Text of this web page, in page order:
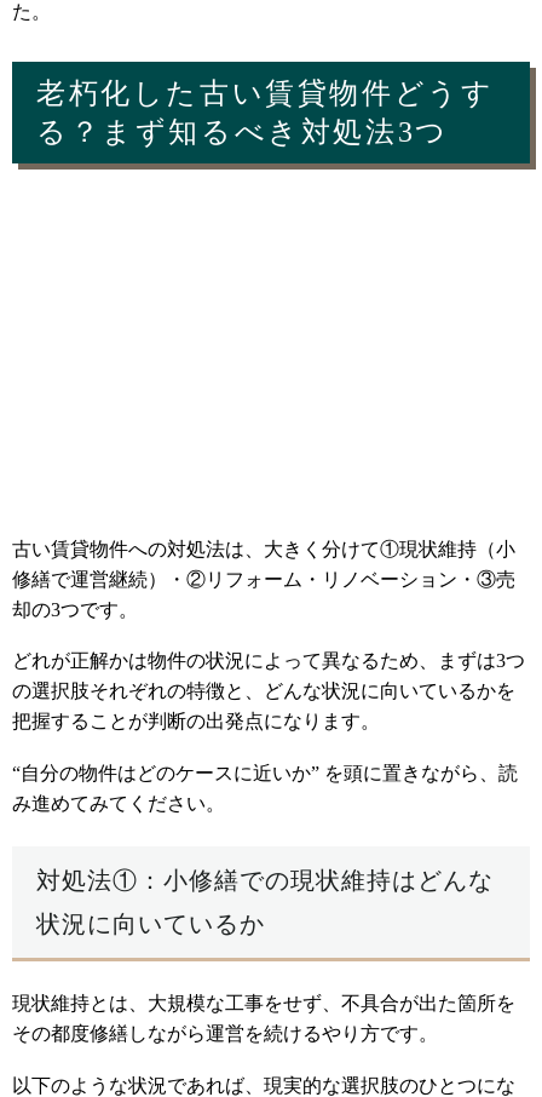
た。
老朽化した古い賃貸物件どうす
る？まず知るべき対処法3つ
古い賃貸物件への対処法は、大きく分けて①現状維持（小
修繕で運営継続）・②リフォーム・リノベーション・③売
却の3つです。
どれが正解かは物件の状況によって異なるため、まずは3つ
の選択肢それぞれの特徴と、どんな状況に向いているかを
把握することが判断の出発点になります。
“自分の物件はどのケースに近いか” を頭に置きながら、読
み進めてみてください。
対処法①：小修繕での現状維持はどんな
状況に向いているか
現状維持とは、大規模な工事をせず、不具合が出た箇所を
その都度修繕しながら運営を続けるやり方です。
以下のような状況であれば、現実的な選択肢のひとつにな